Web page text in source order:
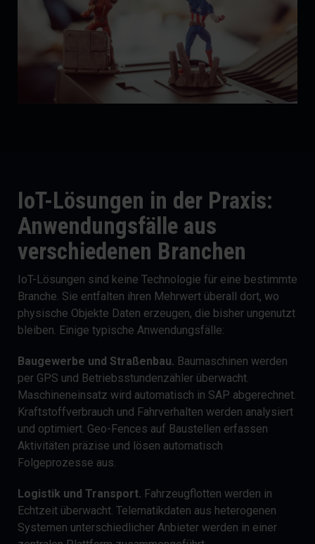
IoT-Lösungen in der Praxis:
Anwendungsfälle aus
verschiedenen Branchen
IoT-Lösungen sind keine Technologie für eine bestimmte
Branche. Sie entfalten ihren Mehrwert überall dort, wo
physische Objekte Daten erzeugen, die bisher ungenutzt
bleiben. Einige typische Anwendungsfälle:
Baugewerbe und Straßenbau. Baumaschinen werden
per GPS und Betriebsstundenzähler überwacht.
Maschineneinsatz wird automatisch in SAP abgerechnet.
Kraftstoffverbrauch und Fahrverhalten werden analysiert
und optimiert. Geo-Fences auf Baustellen erfassen
Aktivitäten präzise und lösen automatisch
Folgeprozesse aus.
Logistik und Transport. Fahrzeugflotten werden in
Echtzeit überwacht. Telematikdaten aus heterogenen
Systemen unterschiedlicher Anbieter werden in einer